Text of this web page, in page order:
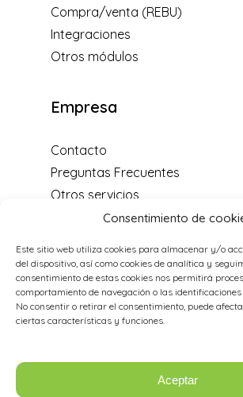
Consentimiento de
Este sitio web utiliza cookies para almacenar y/o
del dispositivo, así como cookies de analítica y
consentimiento de estas cookies nos permitirá
comportamiento de navegación o las
No consentir o retirar el consentimiento, puede
ciertas características y funciones.
Aceptar
Compra/venta (REBU)
Integraciones
Otros módulos
Empresa
Contacto
Preguntas Frecuentes
Otros servicios
Distribuidores y programa de
recomendación
Acerca de nosotros
Aviso legal